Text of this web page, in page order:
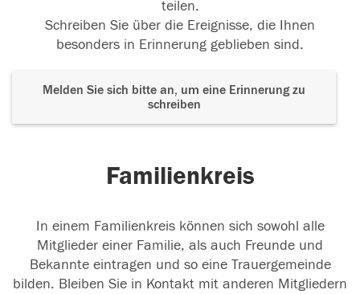
teilen.
Schreiben Sie über die Ereignisse, die Ihnen
besonders in Erinnerung geblieben sind.
Melden Sie sich bitte an, um eine Erinnerung zu
schreiben
Familienkreis
In einem Familienkreis können sich sowohl alle
Mitglieder einer Familie, als auch Freunde und
Bekannte eintragen und so eine Trauergemeinde
bilden. Bleiben Sie in Kontakt mit anderen Mitgliedern